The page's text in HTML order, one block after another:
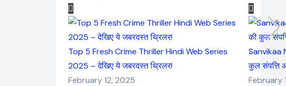
Top 5 Fresh Crime Thriller Hindi Web Series
2025 – देखिए ये जबरदस्त थ्रिलर!
February 12, 2025
Sanvikaa
कुल संपत्ति
February